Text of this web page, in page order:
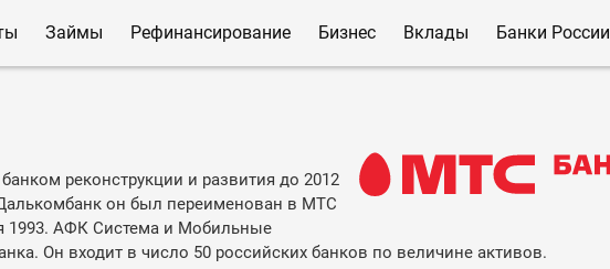
Займы Рефинансирование Бизнес Вклады Банки России
реконструкции и развития до 2012
он был переименован в МТС
1993. АФК Система и Мобильные
Он входит в число 50 российских банков по величине активов.